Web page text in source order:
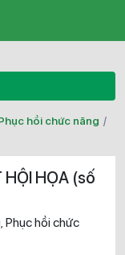
hồi chức năng /
HỘI HỌA (số
Phục hồi chức